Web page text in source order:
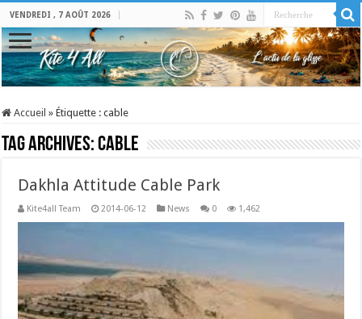
VENDREDI , 7 AOÛT 2026
Accueil » Étiquette :cable
Tag Archives:cable
Dakhla Attitude Cable Park
Kite4all Team 2014-06-12 News 0 1,462